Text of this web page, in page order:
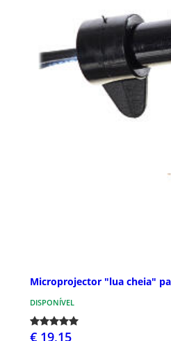
Microprojector "lua cheia"
DISPONÍVEL
€ 19,15